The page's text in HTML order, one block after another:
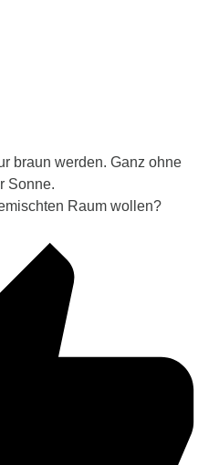
braun werden. Ganz ohne
Sonne.
Raum wollen?